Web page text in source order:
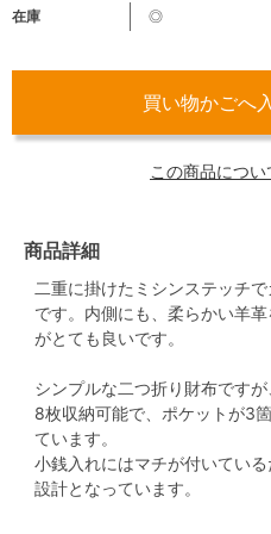
在庫 ◎
この商品につ
商品詳細
二重に掛けたミシンステッチ
です。内側にも、柔らかい羊
がとても良いです。
シンプルな二つ折り財布です
8枚収納可能で、ポケットが3
ています。
小銭入れにはマチが付いてい
設計となっています。